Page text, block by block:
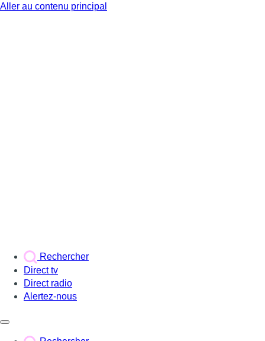
Aller au contenu principal
Rechercher
Direct tv
Direct radio
Alertez-nous